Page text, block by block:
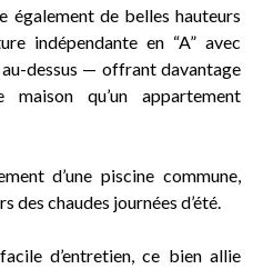
également de belles hauteurs
indépendante en “A” avec
dessus — offrant davantage
qu’un appartement
d’une piscine commune,
chaudes journées d’été.
d’entretien, ce bien allie